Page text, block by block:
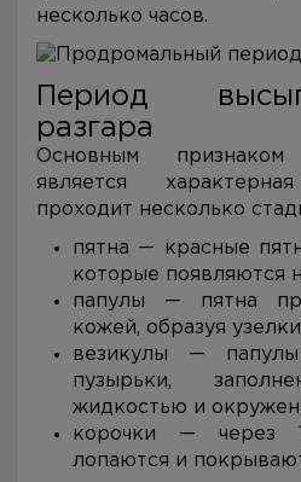
несколько часов.
Период
разгара
Основным
является
проходит несколько
пятна — красные
которые появляются
папулы — пятна
кожей, образуя
везикулы —
пузырьки,
жидкостью и
корочки — через
лопаются и